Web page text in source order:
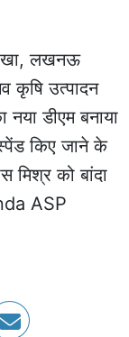
लखनऊ
कृषि उत्पादन
डीएम बनाया
किए जाने के
मिश्र को बांदा
ASP